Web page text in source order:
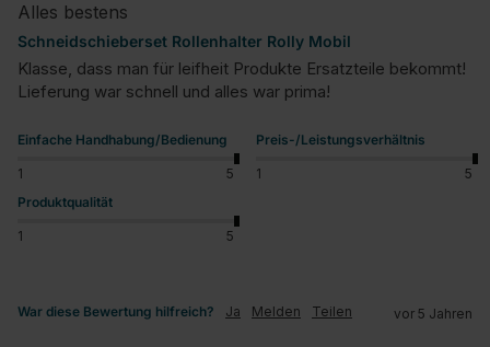
Alles bestens
Schneidschieberset Rollenhalter Rolly Mobil
Klasse, dass man für leifheit Produkte Ersatzteile bekommt!
Lieferung war schnell und alles war prima!
Einfache Handhabung/Bedienung
1 5
Preis-/Leistungsverhältnis
1
5
Produktqualität
1 5
War diese Bewertung hilfreich? Ja Melden Teilen vor 5 Jahren